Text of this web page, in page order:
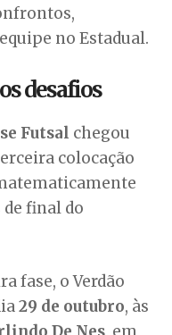
no Estadual.
desafios
Futsal chegou
colocação
de final do
fase, o Verdão
29 de outubro, às